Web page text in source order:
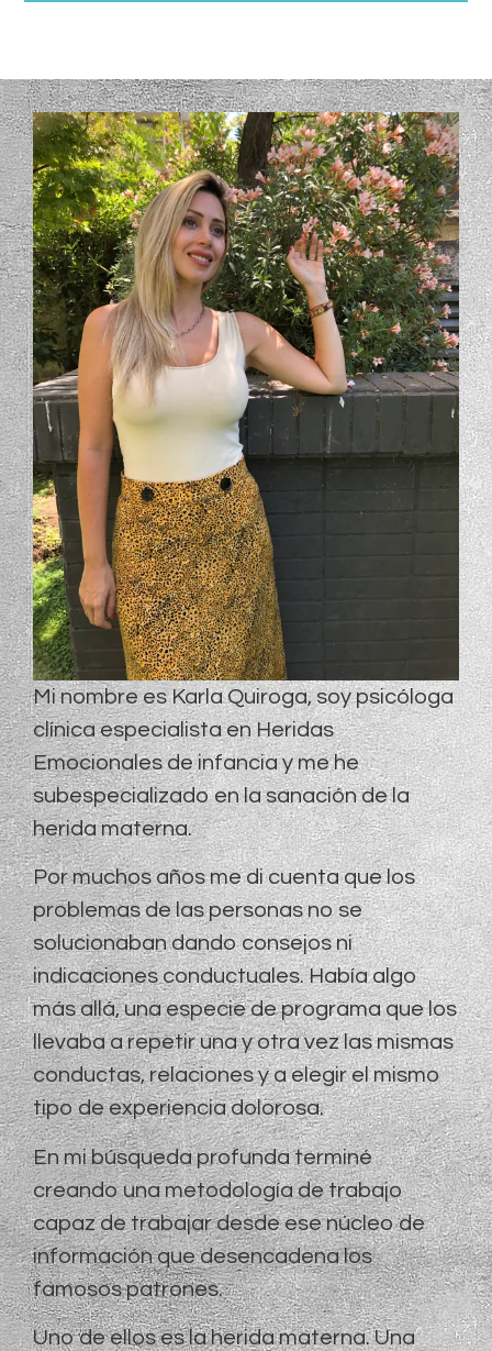
Mi nombre es Karla Quiroga, soy psicóloga
clínica especialista en Heridas
Emocionales de infancia y me he
subespecializado en la sanación de la
herida materna.
Por muchos años me di cuenta que los
problemas de las personas no se
solucionaban dando consejos ni
indicaciones conductuales. Había algo
más allá, una especie de programa que los
llevaba a repetir una y otra vez las mismas
conductas, relaciones y a elegir el mismo
tipo de experiencia dolorosa.
En mi búsqueda profunda terminé
creando una metodología de trabajo
capaz de trabajar desde ese núcleo de
información que desencadena los
famosos patrones.
Uno de ellos es la herida materna. Una